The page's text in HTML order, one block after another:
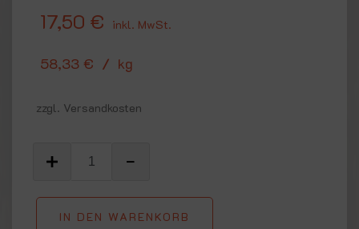
17,50 € inkl. MwSt.
58,33 € / kg
zzgl. Versandkosten
IN DEN WARENKORB